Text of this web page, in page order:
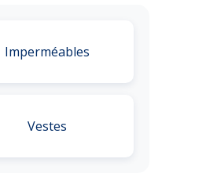
Imperméables
Vestes